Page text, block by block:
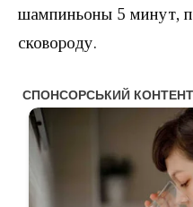
шампиньоны 5 минут,
сковороду.